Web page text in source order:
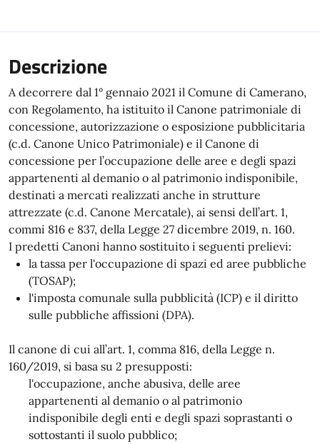
Descrizione
A decorrere dal 1° gennaio 2021 il Comune di Camerano,
con Regolamento, ha istituito il Canone patrimoniale di
concessione, autorizzazione o esposizione pubblicitaria
(c.d. Canone Unico Patrimoniale) e il Canone di
concessione per l’occupazione delle aree e degli spazi
appartenenti al demanio o al patrimonio indisponibile,
destinati a mercati realizzati anche in strutture
attrezzate (c.d. Canone Mercatale), ai sensi dell’art. 1,
commi 816 e 837, della Legge 27 dicembre 2019, n. 160.
I predetti Canoni hanno sostituito i seguenti prelievi:
la tassa per l'occupazione di spazi ed aree pubbliche
(TOSAP);
l'imposta comunale sulla pubblicità (ICP) e il diritto
sulle pubbliche affissioni (DPA).
Il canone di cui all’art. 1, comma 816, della Legge n.
160/2019, si basa su 2 presupposti:
l'occupazione, anche abusiva, delle aree
appartenenti al demanio o al patrimonio
indisponibile degli enti e degli spazi soprastanti o
sottostanti il suolo pubblico;